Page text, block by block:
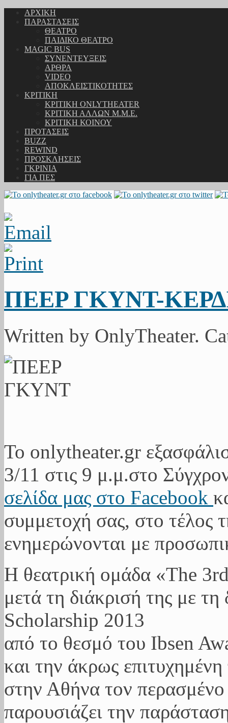
ΑΡΧΙΚΗ
ΠΑΡΑΣΤΑΣΕΙΣ
ΘΕΑΤΡΟ
ΠΑΙΔΙΚΟ ΘΕΑΤΡΟ
MAGIC BUS
ΣΥΝΕΝΤΕΥΞΕΙΣ
ΑΡΘΡΑ
VIDEO
ΑΠΟΚΛΕΙΣΤΙΚΟΤΗΤΕΣ
ΚΡΙΤΙΚΗ
ΚΡΙΤΙΚΗ ONLYTHEATER
ΚΡΙΤΙΚΗ ΑΛΛΩΝ Μ.Μ.Ε.
ΚΡΙΤΙΚΗ ΚΟΙΝΟΥ
ΠΡΟΤΑΣΕΙΣ
BUZZ
REWIND
ΠΡΟΣΚΛΗΣΕΙΣ
ΓΚΡΙΝΙΑ
ΓΙΑ ΠΕΣ
ΠΕΕΡ ΓΚΥΝΤ-
Written by OnlyTheater.
Το onlytheater.gr
3/11 στις 9 μ.μ.στο
σελίδα μας στο Facebook
συμμετοχή σας, στο τέλος
ενημερώνονται με
Η θεατρική ομάδα «The
μετά τη διάκρισή της με
Scholarship 2013
από το θεσμό του Ibsen
και την άκρως
στην Αθήνα τον
παρουσιάζει την